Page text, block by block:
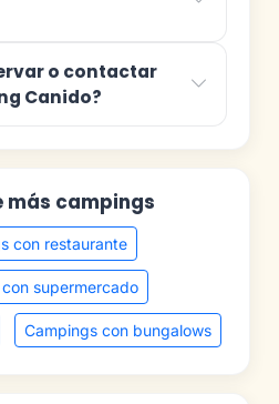
o contactar
Canido?
más campings
con restaurante
supermercado
Campings con bungalows